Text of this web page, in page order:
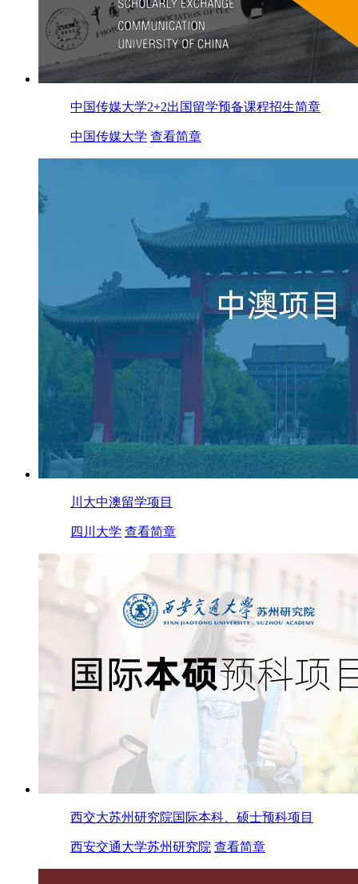
中国传媒大学2+2出国留学预备课程招生简章
中国传媒大学 查看简章
川大中澳留学项目
四川大学 查看简章
西交大苏州研究院国际本科、硕士预科项目
西安交通大学苏州研究院 查看简章